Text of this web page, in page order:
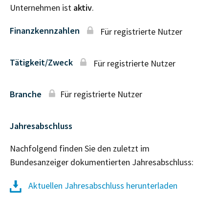
Unternehmen ist aktiv.
Finanzkennzahlen Für registrierte Nutzer
Tätigkeit/Zweck Für registrierte Nutzer
Branche Für registrierte Nutzer
Jahresabschluss
Nachfolgend finden Sie den zuletzt im
Bundesanzeiger dokumentierten Jahresabschluss:
Aktuellen Jahresabschluss herunterladen